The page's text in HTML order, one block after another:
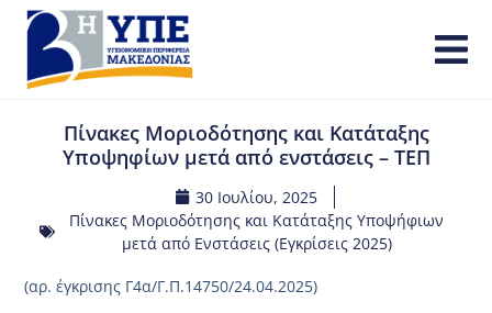
Πίνακες Μοριοδότησης και Κατάταξης
Υποψηφίων μετά από ενστάσεις – ΤΕΠ
30 Ιουλίου, 2025
Πίνακες Μοριοδότησης και Κατάταξης Υποψήφιων
μετά από Ενστάσεις (Εγκρίσεις 2025)
(αρ. έγκρισης Γ4α/Γ.Π.14750/24.04.2025)